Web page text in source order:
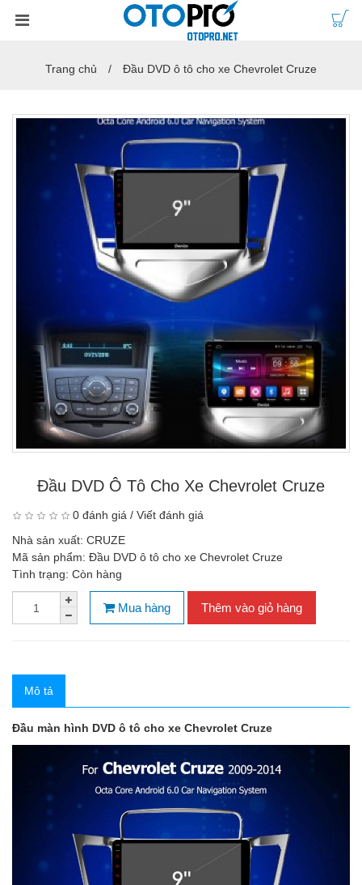
Trang chủ Đầu DVD ô tô cho xe Chevrolet Cruze
Đầu DVD Ô Tô Cho Xe Chevrolet Cruze
0 đánh giá / Viết đánh giá
Nhà sản xuất: CRUZE
Mã sản phẩm: Đầu DVD ô tô cho xe Chevrolet Cruze
Tình trạng: Còn hàng
Mua hàng Thêm vào giỏ hàng
Mô tả
Đầu màn hình DVD ô tô cho xe Chevrolet Cruze